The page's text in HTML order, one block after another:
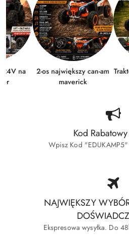
24V na
2-os największy can-am
maverick
Kod
Wpisz Kod
NAJWIĘKSZY
Ekspresowa wysyłka. Do